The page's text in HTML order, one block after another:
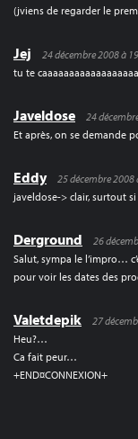
(jviens de regarder le
Jej
24 décembre 2008 à
tu te
Javeldose
24
Et après, on se demande
Eddy
25 décembre 2008
javeldose-> clair, surtout
Derground
26
Salut, sympa le l’impro…
pour voir les dates des
Valetdepik
27
Heu?…
Ca fait peur…
+END¤CONNEXION+